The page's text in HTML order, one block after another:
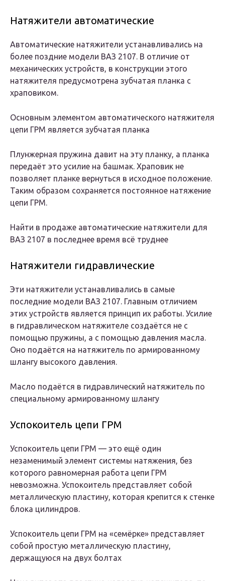
Натяжители автоматические
Автоматические натяжители устанавливались на
более поздние модели ВАЗ 2107. В отличие от
механических устройств, в конструкции этого
натяжителя предусмотрена зубчатая планка с
храповиком.
Основным элементом автоматического натяжителя
цепи ГРМ является зубчатая планка
Плунжерная пружина давит на эту планку, а планка
передаёт это усилие на башмак. Храповик не
позволяет планке вернуться в исходное положение.
Таким образом сохраняется постоянное натяжение
цепи ГРМ.
Найти в продаже автоматические натяжители для
ВАЗ 2107 в последнее время всё труднее
Натяжители гидравлические
Эти натяжители устанавливались в самые
последние модели ВАЗ 2107. Главным отличием
этих устройств является принцип их работы. Усилие
в гидравлическом натяжителе создаётся не с
помощью пружины, а с помощью давления масла.
Оно подаётся на натяжитель по армированному
шлангу высокого давления.
Масло подаётся в гидравлический натяжитель по
специальному армированному шлангу
Успокоитель цепи ГРМ
Успокоитель цепи ГРМ — это ещё один
незаменимый элемент системы натяжения, без
которого равномерная работа цепи ГРМ
невозможна. Успокоитель представляет собой
металлическую пластину, которая крепится к стенке
блока цилиндров.
Успокоитель цепи ГРМ на «семёрке» представляет
собой простую металлическую пластину,
держащуюся на двух болтах